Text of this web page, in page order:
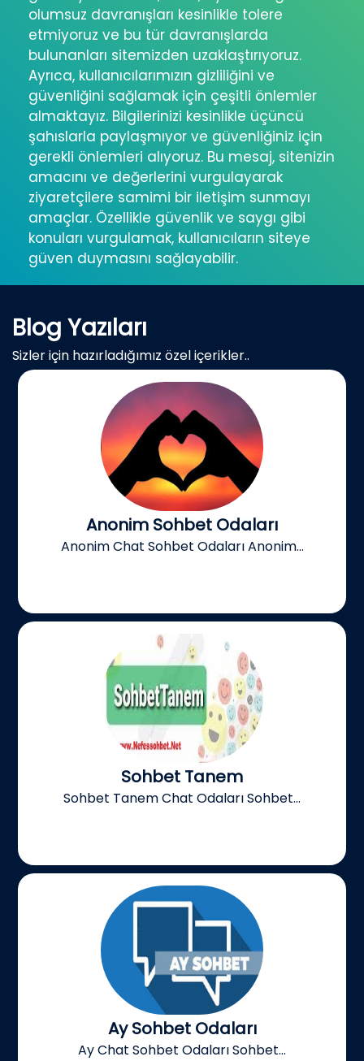
olumsuz davranışları kesinlikle tolere
etmiyoruz ve bu tür davranışlarda
bulunanları sitemizden uzaklaştırıyoruz.
Ayrıca, kullanıcılarımızın gizliliğini ve
güvenliğini sağlamak için çeşitli önlemler
almaktayız. Bilgilerinizi kesinlikle üçüncü
şahıslarla paylaşmıyor ve güvenliğiniz için
gerekli önlemleri alıyoruz. Bu mesaj, sitenizin
amacını ve değerlerini vurgulayarak
ziyaretçilere samimi bir iletişim sunmayı
amaçlar. Özellikle güvenlik ve saygı gibi
konuları vurgulamak, kullanıcıların siteye
güven duymasını sağlayabilir.
Blog Yazıları
Sizler için hazırladığımız özel içerikler..
Anonim Sohbet Odaları
Anonim Chat Sohbet Odaları Anonim...
Sohbet Tanem
Sohbet Tanem Chat Odaları Sohbet...
Ay Sohbet Odaları
Ay Chat Sohbet Odaları Sohbet...